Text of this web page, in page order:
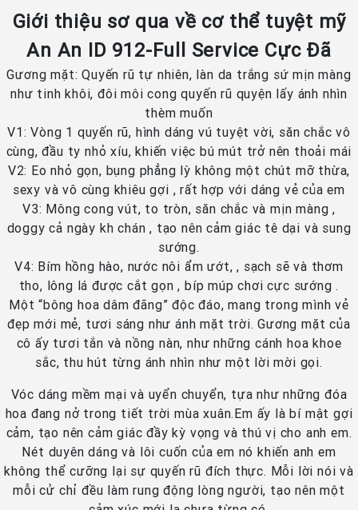
Giới thiệu sơ qua về cơ thể tuyệt mỹ​
An An ID 912-Full Service Cực Đã
Gương mặt: Quyến rũ tự nhiên, làn da trắng sứ mịn màng
như tinh khôi, đôi môi cong quyến rũ quyện lấy ánh nhìn
thèm muốn
V1: Vòng 1 quyến rũ, hình dáng vú tuyệt vời, săn chắc vô
cùng, đầu ty nhỏ xíu, khiến việc bú mút trở nên thoải mái
V2: Eo nhỏ gọn, bụng phẳng lỳ không một chút mỡ thừa,
sexy và vô cùng khiêu gợi , rất hợp với dáng vẻ của em
V3: Mông cong vút, to tròn, săn chắc và mịn màng ,
doggy cả ngày kh chán , tạo nên cảm giác tê dại và sung
sướng.
V4: Bím hồng hào, nước nôi ẩm ướt, , sạch sẽ và thơm
tho, lông lá được cắt gọn , bíp múp chơi cực sướng .
Một “bông hoa dâm đãng” độc đáo, mang trong mình vẻ
đẹp mới mẻ, tươi sáng như ánh mặt trời. Gương mặt của
cô ấy tươi tắn và nồng nàn, như những cánh hoa khoe
sắc, thu hút từng ánh nhìn như một lời mời gọi.
Vóc dáng mềm mại và uyển chuyển, tựa như những đóa
hoa đang nở trong tiết trời mùa xuân.Em ấy là bí mật gợi
cảm, tạo nên cảm giác đầy kỳ vọng và thú vị cho anh em.
Nét duyên dáng và lôi cuốn của em nó khiến anh em
không thể cưỡng lại sự quyến rũ đích thực. Mỗi lời nói và
mỗi cử chỉ đều làm rung động lòng người, tạo nên một